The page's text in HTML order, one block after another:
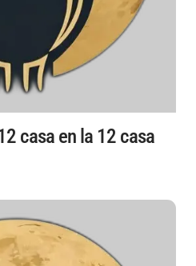
casa en la 12 casa